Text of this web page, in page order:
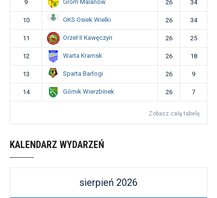
9 Grom Malanów 26 34
10 GKS Osiek Wielki 26 34
11 Orzeł II Kawęczyn 26 25
12 Warta Kramsk 26 18
13 Sparta Barłogi 26 9
14 Górnik Wierzbinek 26 7
Zobacz całą tabelę
KALENDARZ WYDARZEŃ
sierpień 2026